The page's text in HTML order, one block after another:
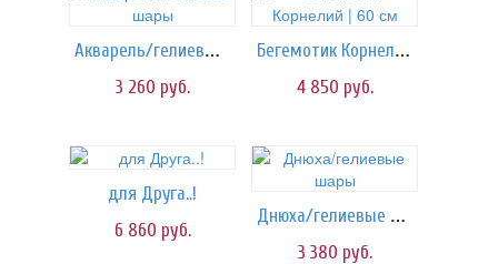
Акварель/гелиевые шары
3 260 руб.
Бегемотик Корнелий | 60 см
4 850 руб.
для Друга..!
6 860 руб.
Днюха/гелиевые шары
3 380 руб.